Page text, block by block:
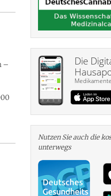
–
Die
Nutzen Sie auch die
unterwegs